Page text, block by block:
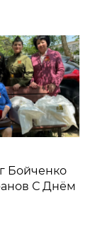
Бойченко
С Днём